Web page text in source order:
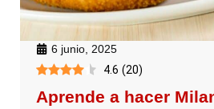
6 junio, 2025
4.6 (20)
Aprende a hacer